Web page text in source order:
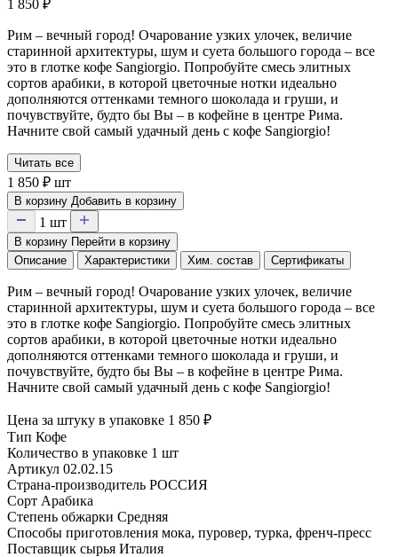
1 850 ₽
Рим – вечный город! Очарование узких улочек, величие
старинной архитектуры, шум и суета большого города – все
это в глотке кофе Sangiorgio. Попробуйте смесь элитных
сортов арабики, в которой цветочные нотки идеально
дополняются оттенками темного шоколада и груши, и
почувствуйте, будто бы Вы – в кофейне в центре Рима.
Начните свой самый удачный день с кофе Sangiorgio!
Читать все
1 850 ₽ шт
В корзину Добавить в корзину
1 шт
В корзину Перейти в корзину
Описание
Характеристики Хим. состав Сертификаты
Рим – вечный город! Очарование узких улочек, величие
старинной архитектуры, шум и суета большого города – все
это в глотке кофе Sangiorgio. Попробуйте смесь элитных
сортов арабики, в которой цветочные нотки идеально
дополняются оттенками темного шоколада и груши, и
почувствуйте, будто бы Вы – в кофейне в центре Рима.
Начните свой самый удачный день с кофе Sangiorgio!
Цена за штуку в упаковке 1 850 ₽
Тип Кофе
Количество в упаковке 1 шт
Артикул 02.02.15
Страна-производитель РОССИЯ
Сорт Арабика
Степень обжарки Средняя
Способы приготовления мока, пуровер, турка, френч-пресс
Поставщик сырья Италия